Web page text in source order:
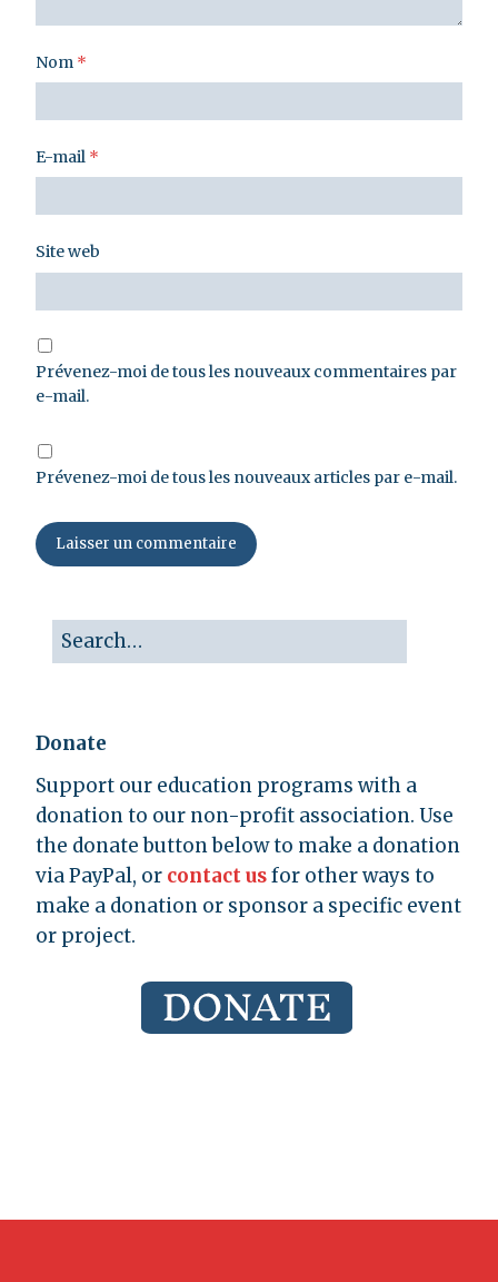
Nom *
E-mail *
Site web
Prévenez-moi de tous les nouveaux commentaires par
e-mail.
Prévenez-moi de tous les nouveaux articles par e-mail.
Donate
Support our education programs with a
donation to our non-profit association. Use
the donate button below to make a donation
via PayPal, or contact usfor other ways to
make a donation or sponsor a specific event
or project.